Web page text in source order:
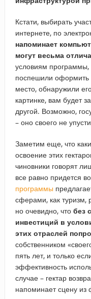
Кстати, выбирать
интернете, по
напоминает
могут весьма
условиям программы,
поспешили оформить
место, обнаружили
картинке, вам будет
другой. Возможно,
– оно своего не
Заметим еще, что
освоение этих
чиновники говорят
все равно придется
программы
сферами, как туризм,
но очевидно, что без
инвестиций в
этих отраслей
собственником
пять лет, и только
эффективность
случае – гектар
напоминает сцену